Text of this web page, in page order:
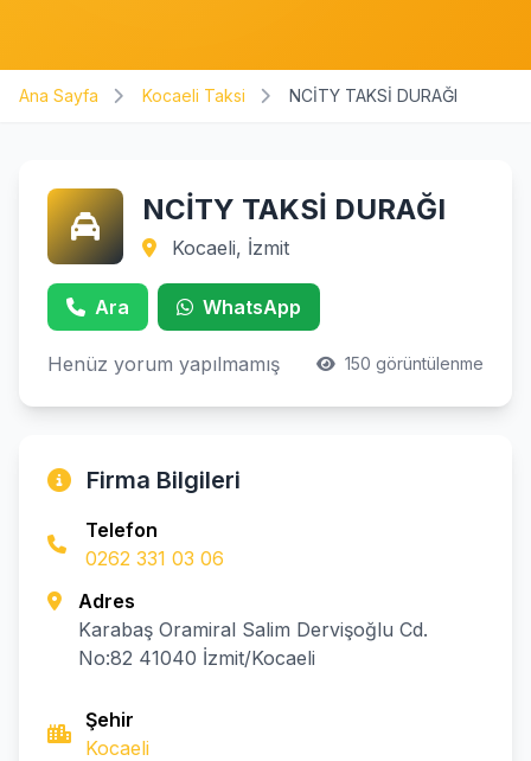
Ana Sayfa Kocaeli Taksi NCİTY TAKSİ DURAĞI
NCİTY TAKSİ DURAĞI
Kocaeli, İzmit
Ara WhatsApp
Henüz yorum yapılmamış 150 görüntülenme
Firma Bilgileri
Telefon
0262 331 03 06
Adres
Karabaş Oramiral Salim Dervişoğlu Cd.
No:82 41040 İzmit/Kocaeli
Şehir
Kocaeli